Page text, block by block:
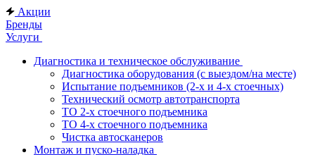
Акции
Бренды
Услуги
Диагностика и техническое обслуживание
Диагностика оборудования (с выездом/на месте)
Испытание подъемников (2-х и 4-х стоечных)
Технический осмотр автотранспорта
ТО 2-х стоечного подъемника
ТО 4-х стоечного подъемника
Чистка автосканеров
Монтаж и пуско-наладка